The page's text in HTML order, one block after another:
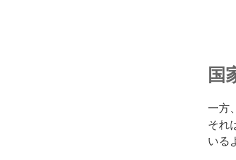
国
一方
それ
いる